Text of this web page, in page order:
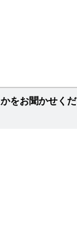
をお聞かせくだ